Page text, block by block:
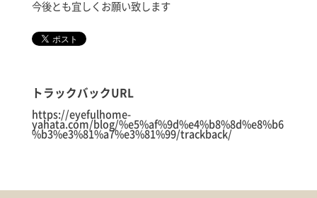
今後とも宜しくお願い致します
トラックバックURL
https://eyefulhome-
yahata.com/blog/%e5%af%9d%e4%b8%8d%e8%b6
%b3%e3%81%a7%e3%81%99/trackback/